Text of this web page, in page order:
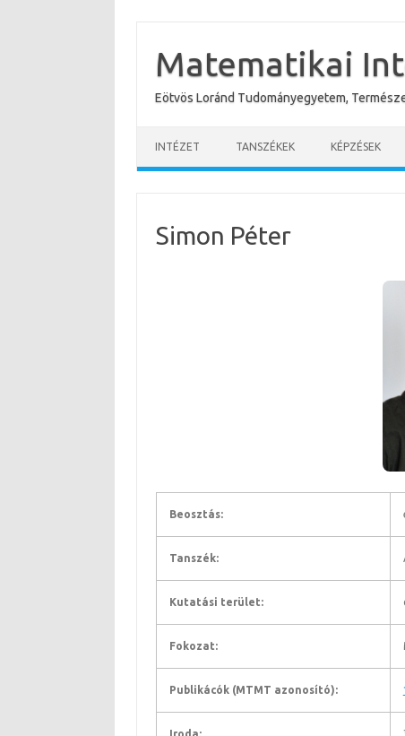
content
Matematikai
Eötvös Loránd Tudományegyetem,
INTÉZET TANSZÉKEK KÉPZÉSEK
Simon Péter
Beosztás:
Tanszék:
Kutatási terület:
Fokozat:
Publikácók (MTMT azonosító):
Iroda: